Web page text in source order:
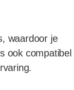
waardoor je
ook compatibel